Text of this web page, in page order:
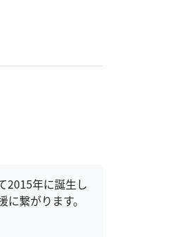
2015年に誕生し
繋がります。